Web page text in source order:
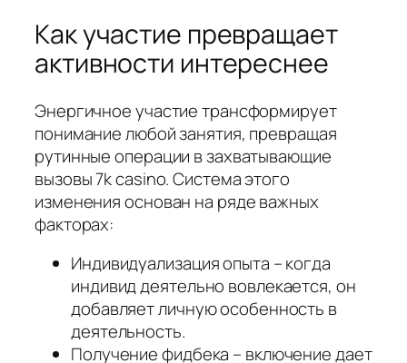
Как участие превращает
активности интереснее
Энергичное участие трансформирует
понимание любой занятия, превращая
рутинные операции в захватывающие
вызовы 7k casino. Система этого
изменения основан на ряде важных
факторах:
Индивидуализация опыта – когда
индивид деятельно вовлекается, он
добавляет личную особенность в
деятельность.
Получение фидбека – включение дает